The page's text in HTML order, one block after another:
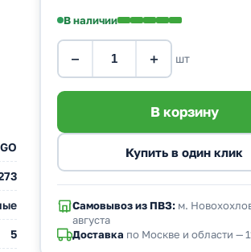
5
В наличии
− + шт
Самовывоз из ПВЗ:м.
августа
Доставка по Москве и области —